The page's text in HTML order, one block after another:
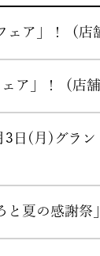
ア」！（店
ア」！（店
日(月)グラ
夏の感謝祭